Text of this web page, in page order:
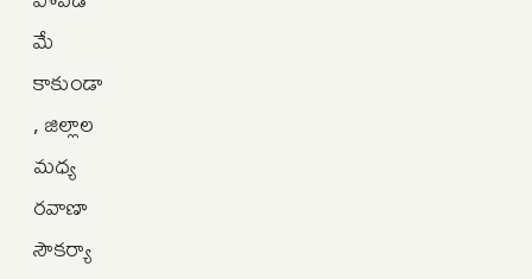
మే
కాకుండా
, జిల్లాల
మధ్య
రవాణా
సౌకర్యా